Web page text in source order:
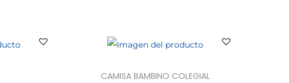
CAMISA BAMBINO COLEGIAL